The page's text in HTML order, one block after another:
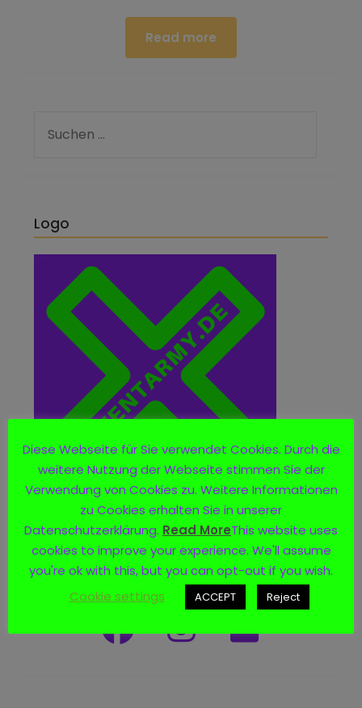
Read more
Logo
Social Media
Diese Webseite für Sie verwendet Cookies. Durch die
weitere Nutzung der Webseite stimmen Sie der
Verwendung von Cookies zu. Weitere Informationen
zu Cookies erhalten Sie in unserer
Datenschutzerklärung. Read MoreThis website uses
cookies to improve your experience. We'll assume
you're ok with this, but you can opt-out if you wish.
Cookie settings
ACCEPT Reject